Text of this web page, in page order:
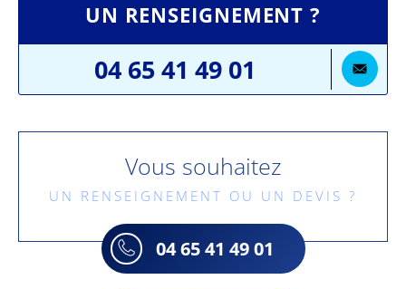
UN RENSEIGNEMENT ?
04 65 41 49 01
Vous souhaitez
UN RENSEIGNEMENT OU UN DEVIS ?
04 65 41 49 01